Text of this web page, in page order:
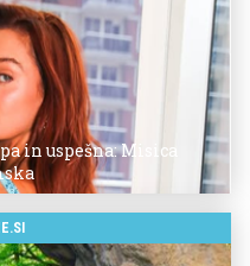
in uspešna: Misica